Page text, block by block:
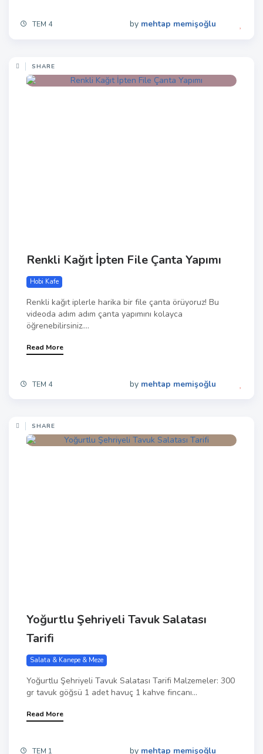
TEM 4 by mehtap memişoğlu
SHARE
Renkli Kağıt İpten File Çanta Yapımı
Hobi Kafe
Renkli kağıt iplerle harika bir file çanta örüyoruz! Bu
videoda adım adım çanta yapımını kolayca
öğrenebilirsiniz....
Read More
TEM 4 by mehtap memişoğlu
SHARE
Yoğurtlu Şehriyeli Tavuk Salatası
Tarifi
Salata & Kanepe & Meze
Yoğurtlu Şehriyeli Tavuk Salatası Tarifi Malzemeler: 300
gr tavuk göğsü 1 adet havuç 1 kahve fincanı...
Read More
TEM 1 by mehtap memişoğlu